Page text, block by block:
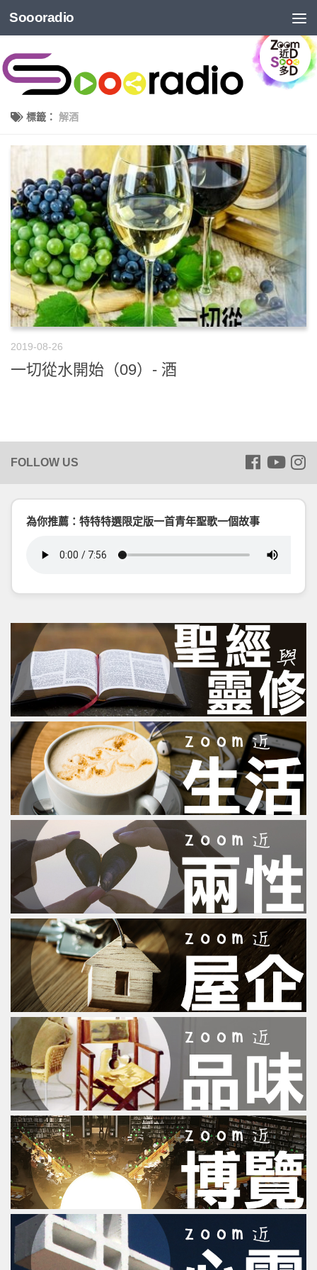
Soooradio
標籤： 解酒
2019-08-26
一切從水開始（09）- 酒
為你推薦：特特特選限定版一首青年聖歌一個故事